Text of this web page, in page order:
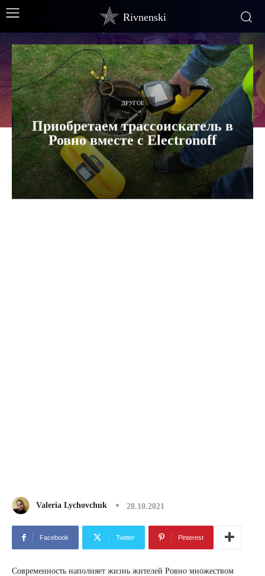
Rivnenski
ДРУГОЕ
Приобретаем трассоискатель в
Ровно вместе с Electronoff
Valeria Lychovchuk 28.10.2021
Facebook Twitter Pinterest
Современность наполняет жизнь жителей Ровно множеством